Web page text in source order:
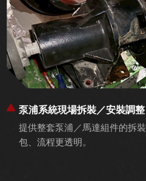
泵浦系統現場拆裝／安裝調整
提供整套泵浦／馬達組件的拆
包、流程更透明。